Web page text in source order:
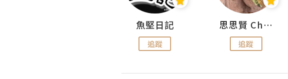
魚堅日記
追蹤
思思賢 ChillMyBabe
追蹤